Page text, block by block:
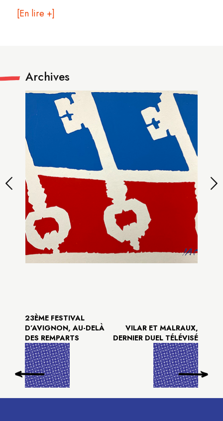
[En lire +]
Archives
23ÈME FESTIVAL
D’AVIGNON, AU-DELÀ
DES REMPARTS
VILAR ET MALRAUX,
DERNIER DUEL TÉLÉVISÉ